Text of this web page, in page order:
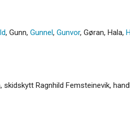
, Gunn, Gunnel, Gunvor, Gøran, Hala,
Ragnhild Femsteinevik,